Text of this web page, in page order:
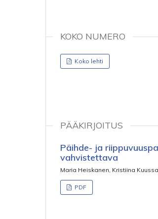
KOKO NUMERO
Koko lehti
PÄÄKIRJOITUS
Päihde- ja
vahvistettava
Maria Heiskanen, Kristiina
PDF